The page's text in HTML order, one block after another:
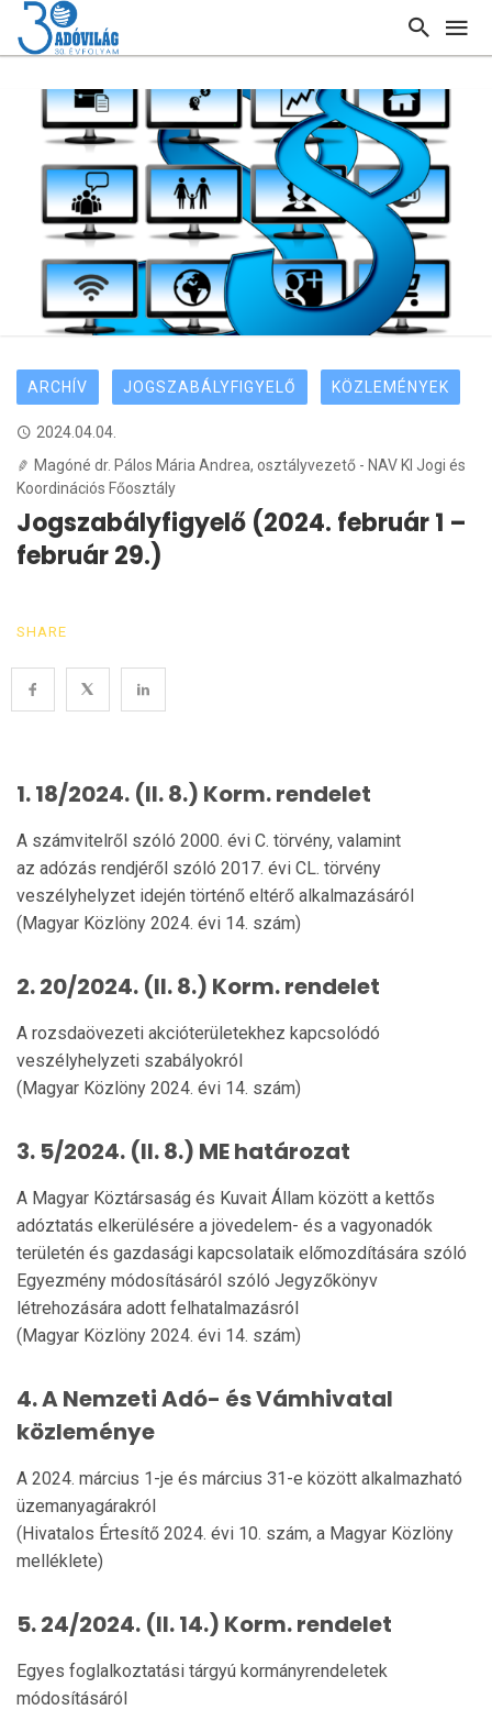
ARCHÍV JOGSZABÁLYFIGYELŐ KÖZLEMÉNYEK
2024.04.04.
Magóné dr. Pálos Mária Andrea, osztályvezető - NAV KI Jogi és
Koordinációs Főosztály
Jogszabályfigyelő (2024. február 1 –
február 29.)
SHARE
1. 18/2024. (II. 8.) Korm. rendelet
A számvitelről szóló 2000. évi C. törvény, valamint
az adózás rendjéről szóló 2017. évi CL. törvény
veszélyhelyzet idején történő eltérő alkalmazásáról
(Magyar Közlöny 2024. évi 14. szám)
2. 20/2024. (II. 8.) Korm. rendelet
A rozsdaövezeti akcióterületekhez kapcsolódó
veszélyhelyzeti szabályokról
(Magyar Közlöny 2024. évi 14. szám)
3. 5/2024. (II. 8.) ME határozat
A Magyar Köztársaság és Kuvait Állam között a kettős
adóztatás elkerülésére a jövedelem- és a vagyonadók
területén és gazdasági kapcsolataik előmozdítására szóló
Egyezmény módosításáról szóló Jegyzőkönyv
létrehozására adott felhatalmazásról
(Magyar Közlöny 2024. évi 14. szám)
4. A Nemzeti Adó- és Vámhivatal
közleménye
A 2024. március 1-je és március 31-e között alkalmazható
üzemanyagárakról
(Hivatalos Értesítő 2024. évi 10. szám, a Magyar Közlöny
melléklete)
5. 24/2024. (II. 14.) Korm. rendelet
Egyes foglalkoztatási tárgyú kormányrendeletek
módosításáról